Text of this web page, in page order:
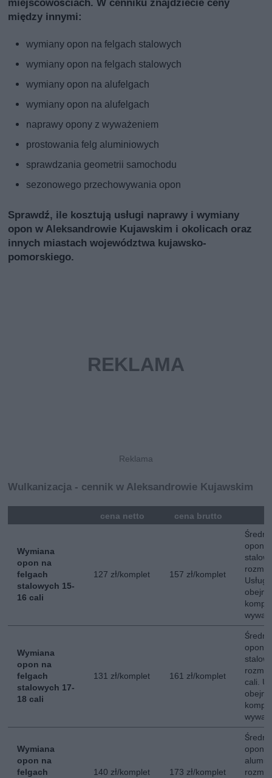
miejscowościach. W cenniku znajdziecie ceny
między innymi:
wymiany opon na felgach stalowych
wymiany opon na felgach stalowych
wymiany opon na alufelgach
wymiany opon na alufelgach
naprawy opony z wyważeniem
prostowania felg aluminiowych
sprawdzania geometrii samochodu
sezonowego przechowywania opon
Sprawdź, ile kosztują usługi naprawy i wymiany
opon w Aleksandrowie Kujawskim i okolicach oraz
innych miastach województwa kujawsko-
pomorskiego.
Wulkanizacja - cennik w Aleksandrowie Kujawskim
cena netto cena brutto
Wymiana
opon na
felgach
stalowych 15-
16 cali
127 zł/komplet 157 zł/komplet
Średni
opon
Wymiana
opon na
felgach
stalowych 17-
18 cali
131 zł/komplet 161 zł/komplet
Średni
opon
cali.
Wymiana
opon na
felgach
140 zł/komplet 173 zł/komplet
Średni
opon